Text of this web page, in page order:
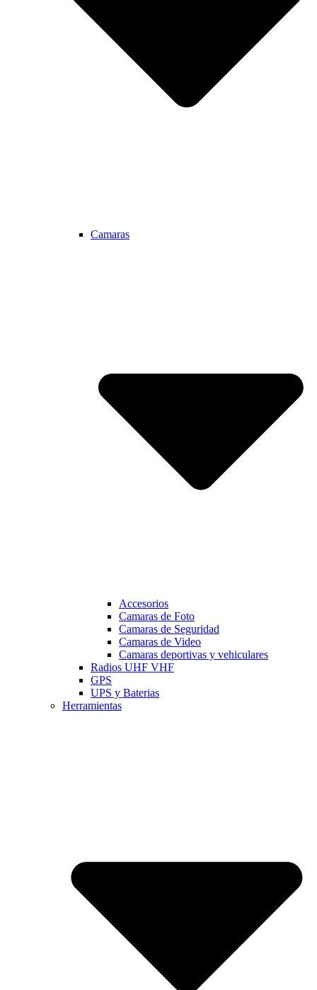
Camaras
Accesorios
Camaras de Foto
Camaras de Seguridad
Camaras de Video
Camaras deportivas y vehiculares
Radios UHF VHF
GPS
UPS y Baterias
Herramientas